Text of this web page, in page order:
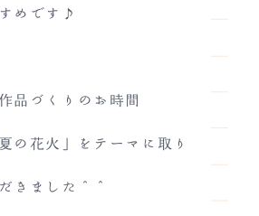
めです♪
品づくりのお時間
の花火」をテーマに取り
きました＾＾